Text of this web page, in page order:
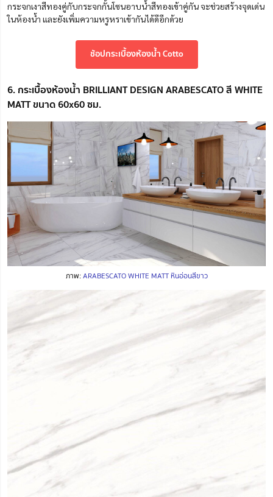
กระจกเงาสีทองคู่กับกระจกกั้นโซนอาบน้ำสีทองเข้าคู่กัน จะช่วยสร้างจุดเด่น
ในห้องน้ำ และยังเพิ่มความหรูหราเข้ากันได้ดีอีกด้วย
ช้อปกระเบื้องห้องน้ำ Cotto
6. กระเบื้องห้องน้ำ BRILLIANT DESIGN ARABESCATO สี WHITE
MATT ขนาด 60x60 ซม.
ภาพ:ARABESCATO WHITE MATT หินอ่อนสีขาว